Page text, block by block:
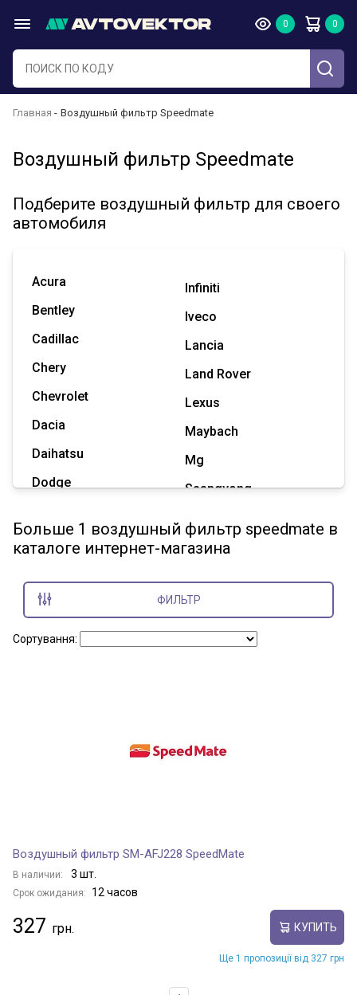
Главная Воздушный фильтр Speedmate
Воздушный фильтр Speedmate
Подберите воздушный фильтр для своего
автомобиля
Acura
Bentley
Cadillac
Chery
Chevrolet
Dacia
Daihatsu
Dodge
Great Wall
Hummer
Infiniti
Iveco
Lancia
Land Rover
Lexus
Maybach
Mg
Ssangyong
Tesla
Показать все марки
Больше 1 воздушный фильтр speedmate в
каталоге интернет-магазина
ФИЛЬТР
Сортування:
Воздушный фильтр SM-AFJ228 SpeedMate
В наличии: 3 шт.
Срок ожидания: 12 часов
327 КУПИТЬ
Ще 1 пропозиції від 327 грн